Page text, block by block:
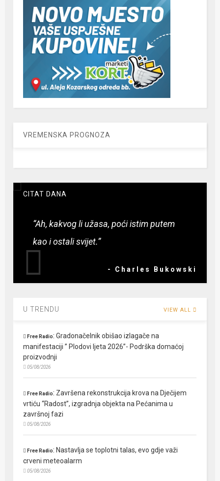
VREMENSKA PROGNOZA
CITAT DANA
“Ah, kakvog li užasa, poći istim putem
kao i ostali svijet.”
- Charles Bukowski
U TRENDU VIEW ALL
Free Radio:Gradonačelnik obišao izlagače na
manifestaciji ” Plodovi ljeta 2026”- Podrška domaćoj
proizvodnji
05/08/2026
Free Radio: Završena rekonstrukcija krova na Dječijem
vrtiću “Radost”, izgradnja objekta na Pećanima u
završnoj fazi
05/08/2026
Free Radio: Nastavlja se toplotni talas, evo gdje važi
crveni meteoalarm
05/08/2026